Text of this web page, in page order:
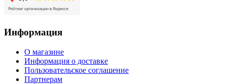
Информация
О магазине
Информация о доставке
Пользовательское соглашение
Партнерам